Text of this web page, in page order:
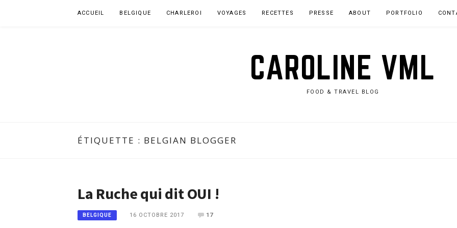
ACCUEIL BELGIQUE CHARLEROI VOYAGES RECETTES PRESSE ABOUT PORTFOLIO
CAROLINE VML
FOOD & TRAVEL BLOG
ÉTIQUETTE : BELGIAN BLOGGER
La Ruche qui dit OUI !
BELGIQUE 16 OCTOBRE 2017 17